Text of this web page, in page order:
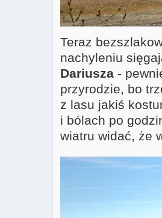
Teraz
nachyleniu
Dariusza -
przyrodzie, bo
z lasu jakiś
i bólach po
wiatru widać, że